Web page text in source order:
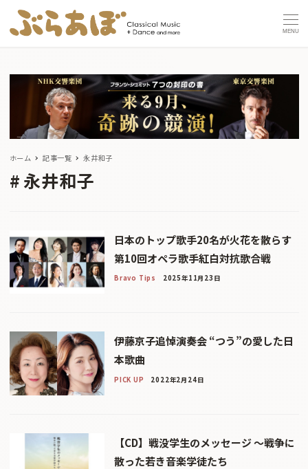
MENU
ホーム 記事一覧 永井和子
永井和子
日本のトップ歌手20名が火花を散らす
第10回オペラ歌手紅白対抗歌合戦
Bravo Tips 2025年11月23日
伊藤京子追悼演奏会 “つう”の愛した日
本歌曲
PICK UP 2022年2月24日
【CD】戦没学生のメッセージ 〜戦争に
散った若き音楽学徒たち